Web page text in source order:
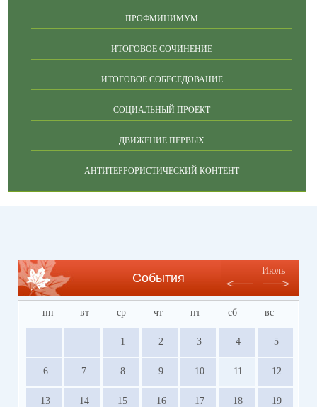
ПРОФМИНИМУМ
ИТОГОВОЕ СОЧИНЕНИЕ
ИТОГОВОЕ СОБЕСЕДОВАНИЕ
СОЦИАЛЬНЫЙ ПРОЕКТ
ДВИЖЕНИЕ ПЕРВЫХ
АНТИТЕРРОРИСТИЧЕСКИЙ КОНТЕНТ
События
Июль
пн вт ср чт пт сб вс
1 2 3 4 5
6 7 8 9 10 11 12
13 14 15 16 17 18 19